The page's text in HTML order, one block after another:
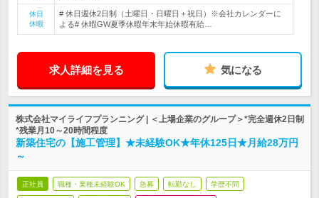
休日
休暇
# 休日週休2日制（土曜日・日曜日＋祝日）※会社カレンダーに
よる# 休暇GW夏季休暇年末年始休暇有給…
求人詳細を見る 気になる
株式会社マイライフプランニング | ＜上場企業のグループ＞*完全週休2日制
*残業月10～20時間程度
新築住宅の【施工管理】★未経験OK★年休125日★月給28万円
～
正社員 職種・業種未経験OK 急募 転勤なし 学歴不問